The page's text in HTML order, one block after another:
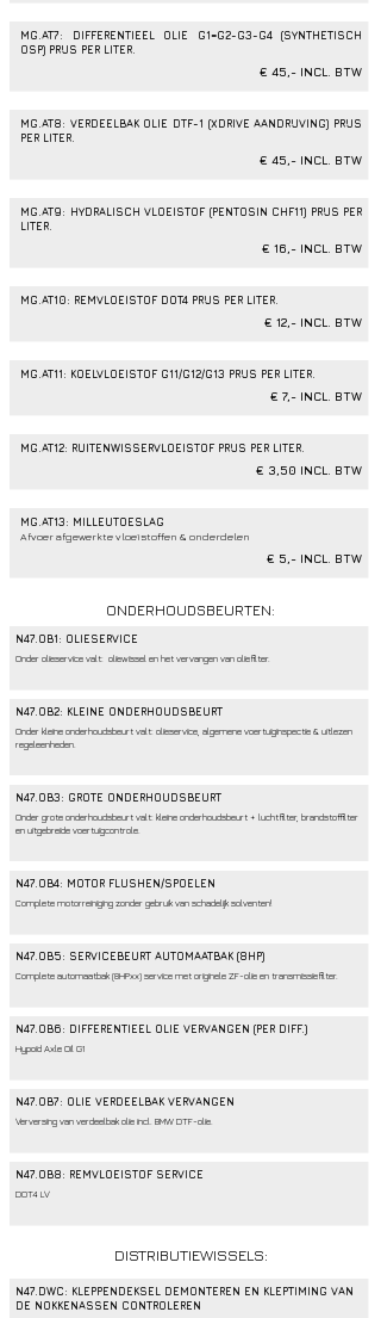
MG.AT7: DIFFERENTIEEL OLIE G1=G2-G3-G4 (SYNTHETISCH
OSP) PRIJS PER LITER.
€ 45,- INCL. BTW
MG.AT8: VERDEELBAK OLIE DTF-1 (XDRIVE AANDRIJVING) PRIJS
PER LITER.
€ 45,- INCL. BTW
MG.AT9: HYDRALISCH VLOEISTOF (PENTOSIN CHF11) PRIJS PER
LITER.
€ 16,- INCL. BTW
MG.AT10: REMVLOEISTOF DOT4 PRIJS PER LITER.
€ 12,- INCL. BTW
MG.AT11: KOELVLOEISTOF G11/G12/G13 PRIJS PER LITER.
€ 7,- INCL. BTW
MG.AT12: RUITENWISSERVLOEISTOF PRIJS PER LITER.
€ 3,50 INCL. BTW
MG.AT13: MILLEUTOESLAG
Afvoer afgewerkte vloeistoffen & onderdelen
€ 5,- INCL. BTW
ONDERHOUDSBEURTEN:
N47.OB1: OLIESERVICE
Onder olieservice valt: oliewissel en het vervangen van oliefilter.
N47.OB2: KLEINE ONDERHOUDSBEURT
Onder kleine onderhoudsbeurt valt: olieservice, algemene voertuiginspectie & uitlezen
regeleenheden.
N47.OB3: GROTE ONDERHOUDSBEURT
Onder grote onderhoudsbeurt valt: kleine onderhoudsbeurt + luchtfilter, brandstoffilter
en uitgebreide voertuigcontrole.
N47.OB4: MOTOR FLUSHEN/SPOELEN
Complete motorreiniging zonder gebruik van schadelijk solventen!
N47.OB5: SERVICEBEURT AUTOMAATBAK (8HP)
Complete automaatbak (8HPxx) service met originele ZF-olie en transmissiefilter.
N47.OB6: DIFFERENTIEEL OLIE VERVANGEN (PER DIFF.)
Hypoid Axle Oil G1
N47.OB7: OLIE VERDEELBAK VERVANGEN
Verversing van verdeelbak olie incl. BMW DTF-olie.
N47.OB8: REMVLOEISTOF SERVICE
DOT4 LV
DISTRIBUTIEWISSELS:
N47. DWC: KLEPPENDEKSEL DEMONTEREN EN KLEPTIMING VAN
DE NOKKENASSEN CONTROLEREN